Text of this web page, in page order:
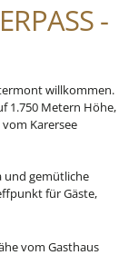
-
willkommen.
1.750 Metern Höhe,
Karersee
und gemütliche
für Gäste,